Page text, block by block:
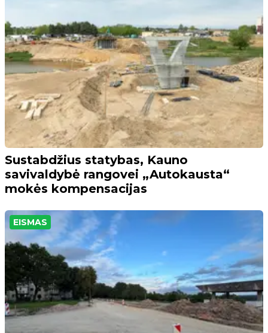
Sustabdžius statybas, Kauno
savivaldybė rangovei „Autokausta“
mokės kompensacijas
EISMAS